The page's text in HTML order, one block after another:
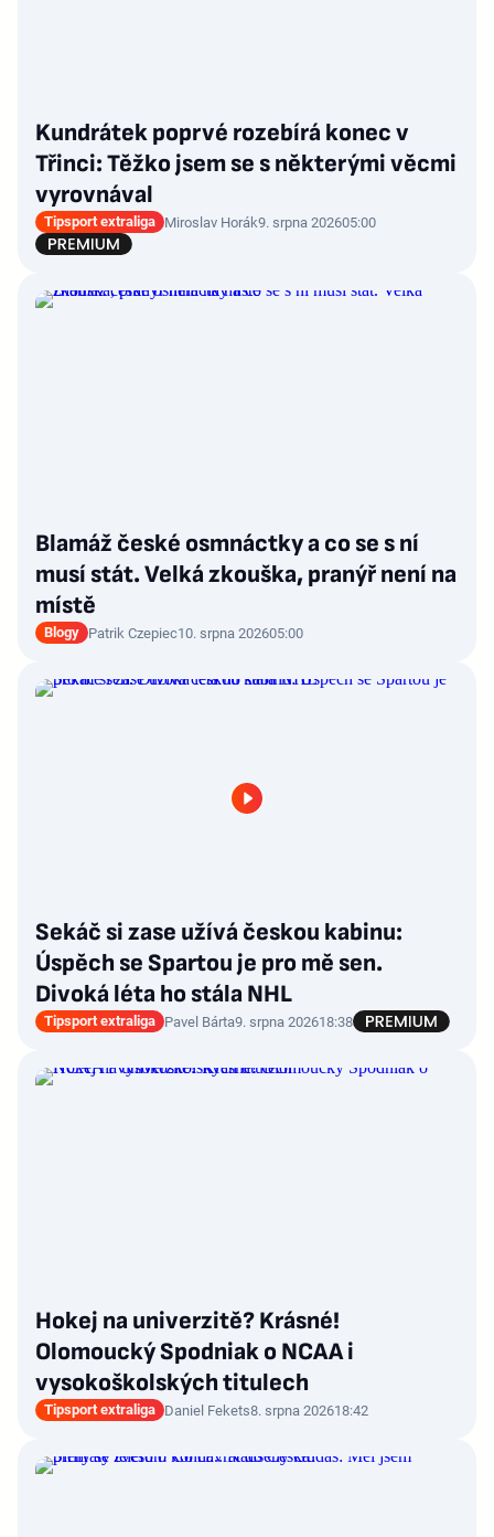
Kundrátek poprvé rozebírá konec v
Třinci: Těžko jsem se s některými věcmi
vyrovnával
Tipsport extraliga Miroslav Horák9. srpna 202605:00
Blamáž české osmnáctky a co se s ní
musí stát. Velká zkouška, pranýř není na
místě
Blogy Patrik Czepiec10. srpna 202605:00
Sekáč si zase užívá českou kabinu:
Úspěch se Spartou je pro mě sen.
Divoká léta ho stála NHL
Tipsport extraliga Pavel Bárta9. srpna 202618:38
Hokej na univerzitě? Krásné!
Olomoucký Spodniak o NCAA i
vysokoškolských titulech
Tipsport extraliga Daniel Fekets8. srpna 202618:42